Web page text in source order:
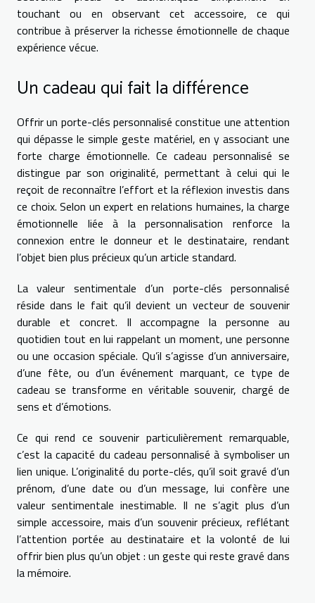
touchant ou en observant cet accessoire, ce qui
contribue à préserver la richesse émotionnelle de chaque
expérience vécue.
Un cadeau qui fait la différence
Offrir un porte-clés personnalisé constitue une attention
qui dépasse le simple geste matériel, en y associant une
forte charge émotionnelle. Ce cadeau personnalisé se
distingue par son originalité, permettant à celui qui le
reçoit de reconnaître l’effort et la réflexion investis dans
ce choix. Selon un expert en relations humaines, la charge
émotionnelle liée à la personnalisation renforce la
connexion entre le donneur et le destinataire, rendant
l’objet bien plus précieux qu’un article standard.
La valeur sentimentale d’un porte-clés personnalisé
réside dans le fait qu’il devient un vecteur de souvenir
durable et concret. Il accompagne la personne au
quotidien tout en lui rappelant un moment, une personne
ou une occasion spéciale. Qu’il s’agisse d’un anniversaire,
d’une fête, ou d’un événement marquant, ce type de
cadeau se transforme en véritable souvenir, chargé de
sens et d’émotions.
Ce qui rend ce souvenir particulièrement remarquable,
c’est la capacité du cadeau personnalisé à symboliser un
lien unique. L’originalité du porte-clés, qu’il soit gravé d’un
prénom, d’une date ou d’un message, lui confère une
valeur sentimentale inestimable. Il ne s’agit plus d’un
simple accessoire, mais d’un souvenir précieux, reflétant
l’attention portée au destinataire et la volonté de lui
offrir bien plus qu’un objet : un geste qui reste gravé dans
la mémoire.